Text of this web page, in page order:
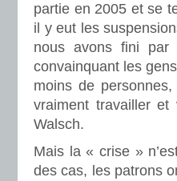
partie en 2005 et se
il y eut les
nous avons fini par
convainquant les
moins de
vraiment travailler
Walsch.
Mais la « crise »
des cas, les patrons